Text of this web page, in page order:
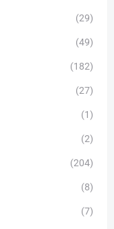
(29)
(49)
(182)
(27)
(1)
(2)
(204)
(8)
(7)